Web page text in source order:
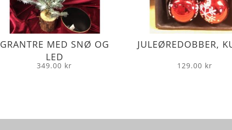
GRANTRE MED SNØ OG
LED
349.00 kr
JULEØREDOBBER,
129.00 kr